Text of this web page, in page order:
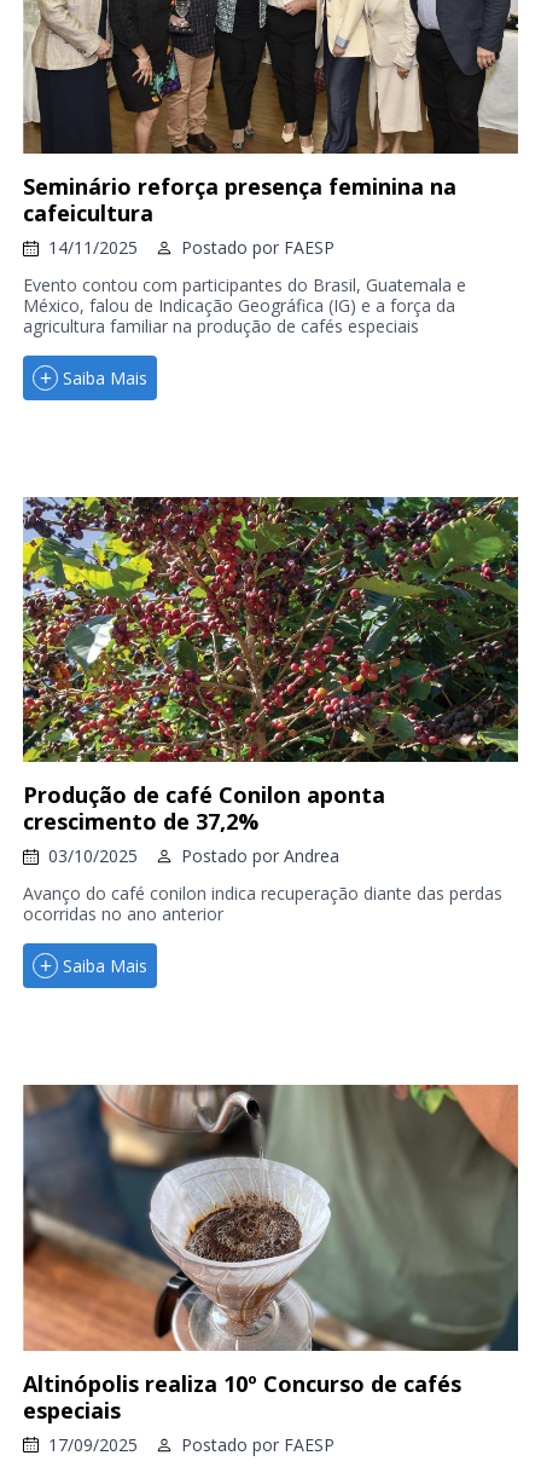
Seminário reforça presença feminina na
cafeicultura
14/11/2025 Postado por FAESP
Evento contou com participantes do Brasil, Guatemala e
México, falou de Indicação Geográfica (IG) e a força da
agricultura familiar na produção de cafés especiais
Saiba Mais
Produção de café Conilon aponta
crescimento de 37,2%
03/10/2025 Postado por Andrea
Avanço do café conilon indica recuperação diante das perdas
ocorridas no ano anterior
Saiba Mais
Altinópolis realiza 10º Concurso de cafés
especiais
17/09/2025 Postado por FAESP